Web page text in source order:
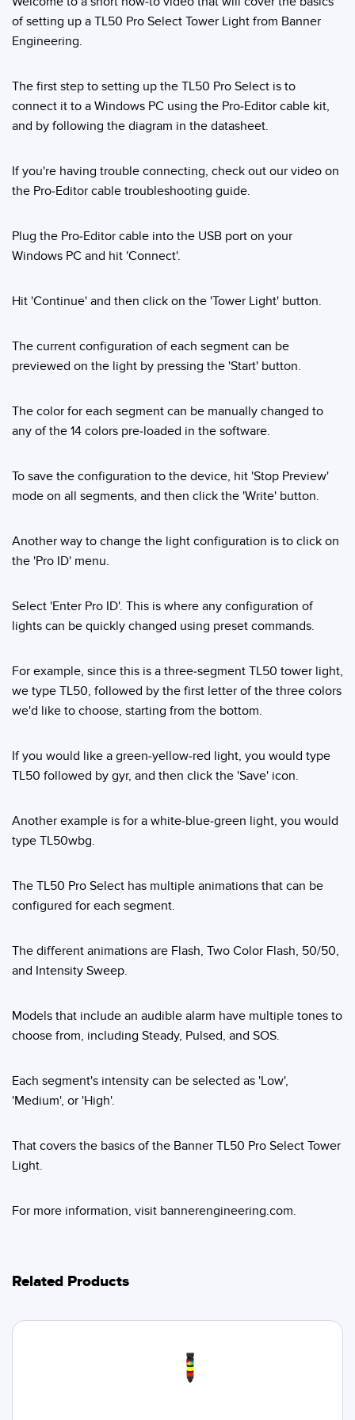
Capteurs d’aide au choix
Capteurs de surveillance des conditions
Capteurs de surveillance des conditions sans fil
ACCESSOIRES
ACCESSORIES
LOGICIELS
Logiciel de configuration de capteur sans fil
Capteurs avec IO-Link
Capteurs avec IO-Link
Télésurveillance
LIENS CONNEXES
Washdown
of setting up a TL50 Pro Select Tower Light from Banner
Engineering.
The first step to setting up the TL50 Pro Select is to
connect it to a Windows PC using the Pro-Editor cable kit,
and by following the diagram in the datasheet.
If you're having trouble connecting, check out our video on
the Pro-Editor cable troubleshooting guide.
Plug the Pro-Editor cable into the USB port on your
Windows PC and hit 'Connect'.
Hit 'Continue' and then click on the 'Tower Light' button.
The current configuration of each segment can be
previewed on the light by pressing the 'Start' button.
The color for each segment can be manually changed to
any of the 14 colors pre-loaded in the software.
To save the configuration to the device, hit 'Stop Preview'
mode on all segments, and then click the 'Write' button.
Another way to change the light configuration is to click on
the 'Pro ID' menu.
Select 'Enter Pro ID'. This is where any configuration of
lights can be quickly changed using preset commands.
For example, since this is a three-segment TL50 tower light,
we type TL50, followed by the first letter of the three colors
we'd like to choose, starting from the bottom.
If you would like a green-yellow-red light, you would type
TL50 followed by gyr, and then click the 'Save' icon.
Another example is for a white-blue-green light, you would
type TL50wbg.
The TL50 Pro Select has multiple animations that can be
configured for each segment.
The different animations are Flash, Two Color Flash, 50/50,
and Intensity Sweep.
Models that include an audible alarm have multiple tones to
choose from, including Steady, Pulsed, and SOS.
Each segment's intensity can be selected as 'Low',
'Medium', or 'High'.
That covers the basics of the Banner TL50 Pro Select Tower
Light.
For more information, visit bannerengineering.com.
Related Products